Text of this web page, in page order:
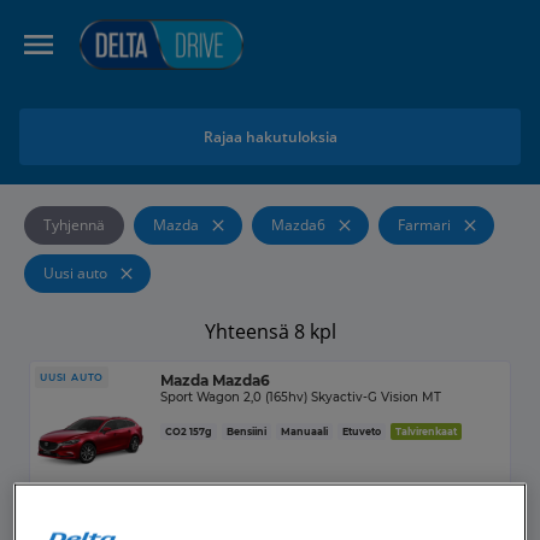
Rajaa hakutuloksia
Tyhjennä Mazda Mazda6 Farmari
Uusi auto
Yhteensä 8kpl
Mazda Mazda6
Sport Wagon 2,0 (165hv) Skyactiv-G Vision MT
CO2 157g Bensiini Manuaali Etuveto Talvirenkaat
UUSI AUTO